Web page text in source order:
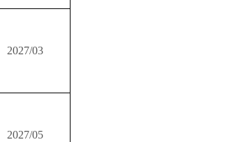
2027/03
2027/05